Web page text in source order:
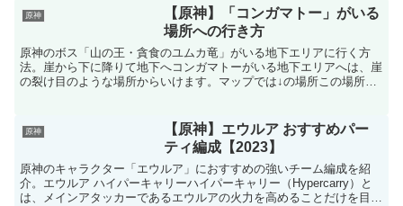
るとタルが出現します。そのタルを破壊
すると岩が崩れてその中に...
原神
【原神】「コンガマトー」がいる
場所への行き方
原神のボス「山の王・貪食のユムカ竜」がいる地下エリアに行く方
法。崖から下に降りて地下へコンガマトーがいる地下エリアへは、崖
の裂け目のような場所からいけます。マップでは↓の場所この場所に
原神
【原神】エウルア おすすめパー
ティ編成【2023】
原神のキャラクター「エウルア」におすすめの強いチーム編成を紹
介。エウルア ハイパーキャリーハイパーキャリー（Hypercarry）と
は、メインアタッカーであるエウルアの火力を高めることだけを目的